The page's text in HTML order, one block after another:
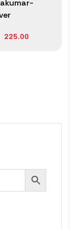
225.00